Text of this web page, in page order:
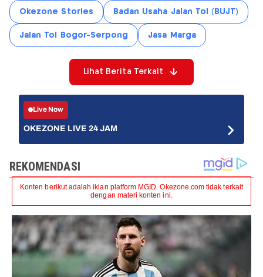
Okezone Stories Badan Usaha Jalan Tol (BUJT)
Jalan Tol Bogor-Serpong Jasa Marga
Lihat Berita Terkait
Live Now
OKEZONE LIVE 24 JAM